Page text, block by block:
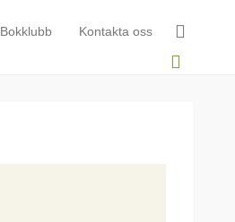
Bokklubb Kontakta oss